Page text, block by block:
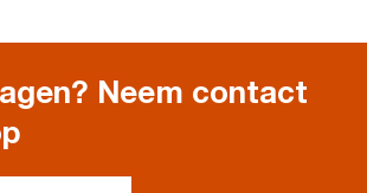
Neem contact